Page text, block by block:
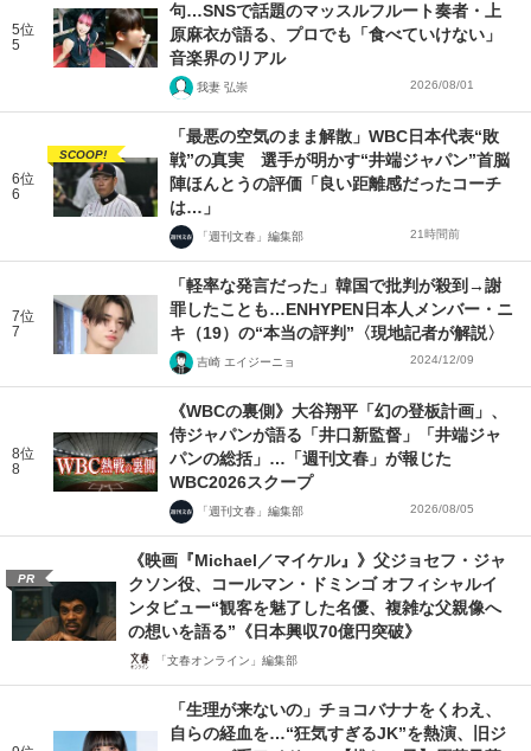
5位
5
句…SNSで話題のマッスルフルート奏者・上
原麻衣が語る、プロでも「食べていけない」
音楽界のリアル
我妻 弘崇 2026/08/01
6位
6
SCOOP!
「最悪の空気のまま解散」WBC日本代表“敗
戦”の真実 選手が明かす“井端ジャパン”首脳
陣ほんとうの評価「良い距離感だったコーチ
は…」
「週刊文春」編集部 21時間前
7位
7
「軽率な発言だった」韓国で批判が殺到→謝
罪したことも…ENHYPEN日本人メンバー・ニ
キ（19）の“本当の評判”〈現地記者が解説〉
吉崎 エイジーニョ 2024/12/09
8位
8
《WBCの裏側》大谷翔平「幻の登板計画」、
侍ジャパンが語る「井口新監督」「井端ジャ
パンの総括」…「週刊文春」が報じた
WBC2026スクープ
「週刊文春」編集部 2026/08/05
PR
《映画『Michael／マイケル』》父ジョセフ・ジャ
クソン役、コールマン・ドミンゴ オフィシャルイ
ンタビュー“観客を魅了した名優、複雑な父親像へ
の想いを語る”《日本興収70億円突破》
「文春オンライン」編集部
「生理が来ないの」チョコバナナをくわえ、
自らの経血を…“狂気すぎるJK”を熱演、旧ジ